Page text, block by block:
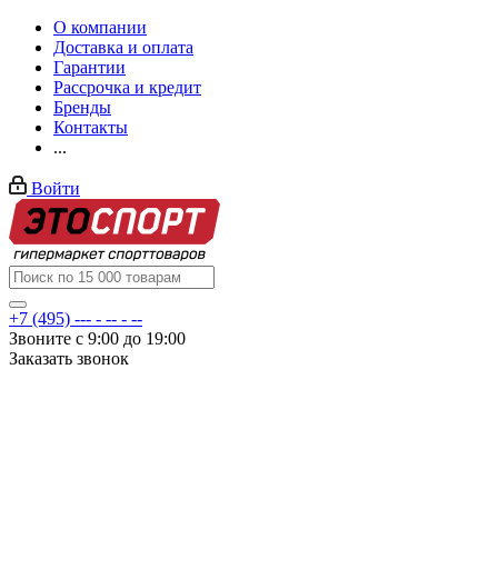
О компании
Доставка и оплата
Гарантии
Рассрочка и кредит
Бренды
Контакты
...
Войти
+7 (495) --- - -- - --
Звоните с 9:00 до 19:00
Заказать звонок